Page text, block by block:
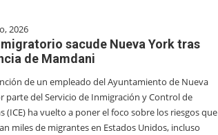
2026
migratorio sacude Nueva York tras
de Mamdani
de un empleado del Ayuntamiento de Nueva
parte del Servicio de Inmigración y Control de
(ICE) ha vuelto a poner el foco sobre los riesgos que
miles de migrantes en Estados Unidos, incluso